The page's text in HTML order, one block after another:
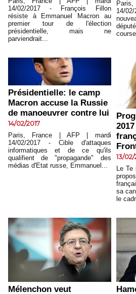
14/02/2017 - François Fillon
résiste à Emmanuel Macron au
premier tour de l'élection
présidentielle, mais ne
parviendrait...
14/
Présidentielle: le camp
Macron accuse la Russie
de manoeuvrer contre lui
14/02/2017
Paris, France | AFP | mardi
14/02/2017 - Cible d'attaques
informatiques et de ce qu'ils
qualifient de "propagande" des
médias d'Etat russe, Emmanuel...
13/02/
Le Te
sa
le
Mélenchon veut